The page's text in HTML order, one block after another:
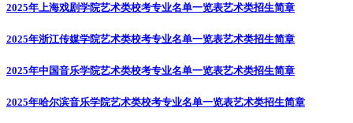
2025年上海戏剧学院艺术类校考专业名单一览表艺术类招生简章
2025年浙江传媒学院艺术类校考专业名单一览表艺术类招生简章
2025年中国音乐学院艺术类校考专业名单一览表艺术类招生简章
2025年哈尔滨音乐学院艺术类校考专业名单一览表艺术类招生简章